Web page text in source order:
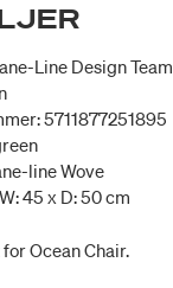
Line Design Team
5711877251895
line Wove
45 x D: 50 cm
Ocean Chair.